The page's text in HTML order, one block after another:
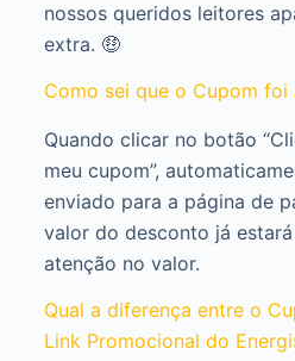
nossos queridos leitores
extra. 🤑
Como sei que o Cupom foi
Quando clicar no botão
meu cupom”,
enviado para a página de
valor do desconto já
atenção no valor.
Qual a diferença entre o
Link Promocional do